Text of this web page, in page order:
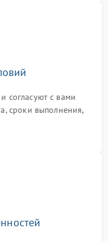
согласуют с вами
сроки выполнения,